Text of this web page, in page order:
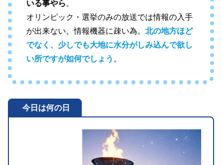
いる事やら 。
オリンピック・選挙のみの放送では情報の入手
が出来ない。情報機器に疎い為。 北の地方ほど
でなく、少しでも大地に水分がしみ込んで欲し
い所ですが如何でしょう 。
今日は何の日